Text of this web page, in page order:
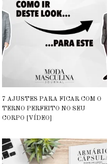
7 AJUSTES PARA FICAR COM O
TERNO PERFEITO NO SEU
CORPO [VÍDEO]